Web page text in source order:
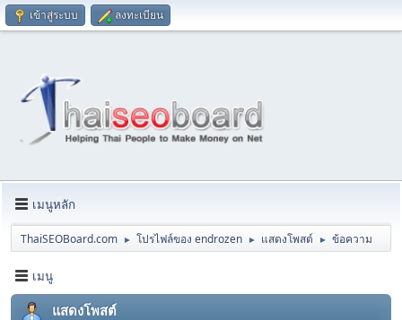
เข้าสู่ระบบ ลงทะเบียน
เมนูหลัก
ThaiSEOBoard.com ► โปรไฟล์ของ endrozen ► แสดงโพสต์ ► ข้อความ
เมนู
แสดงโพสต์